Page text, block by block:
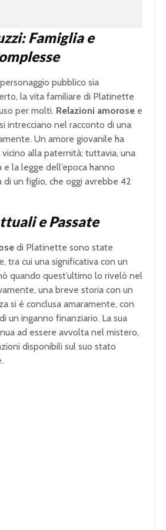
Famiglia e
pubblico sia
la vita familiare di Platinette
per molti. Relazioni amorose e
intrecciano nel racconto di una
Un amore giovanile ha
alla paternità; tuttavia, una
la legge dell’epoca hanno
un figlio, che oggi avrebbe 42
e Passate
di Platinette sono state
tra cui una significativa con un
quando quest’ultimo lo rivelò nel
una breve storia con un
si è conclusa amaramente, con
un inganno finanziario. La sua
ad essere avvolta nel mistero,
disponibili sul suo stato